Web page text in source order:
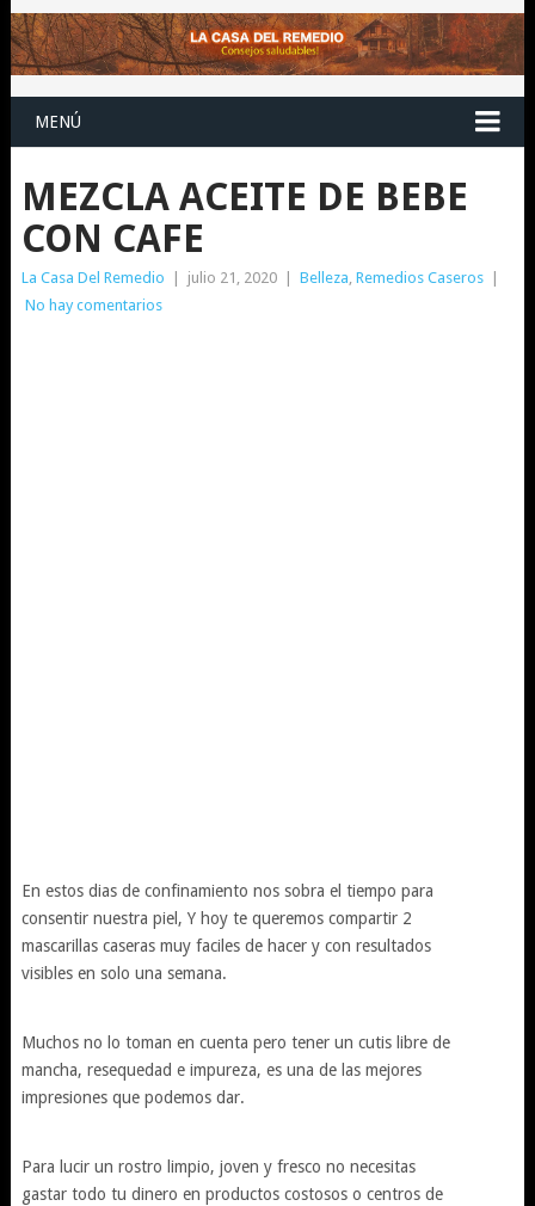
MENÚ
MEZCLA ACEITE DE BEBE
CON CAFE
La Casa Del Remedio julio 21, 2020 Belleza, Remedios Caseros
No hay comentarios
En estos dias de confinamiento nos sobra el tiempo para
consentir nuestra piel, Y hoy te queremos compartir 2
mascarillas caseras muy faciles de hacer y con resultados
visibles en solo una semana.
Muchos no lo toman en cuenta pero tener un cutis libre de
mancha, resequedad e impureza, es una de las mejores
impresiones que podemos dar.
Para lucir un rostro limpio, joven y fresco no necesitas
gastar todo tu dinero en productos costosos o centros de